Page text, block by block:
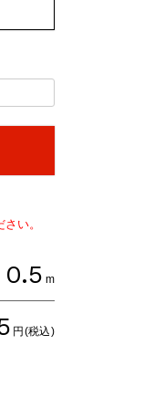
い。
0.5 m
円(税込)